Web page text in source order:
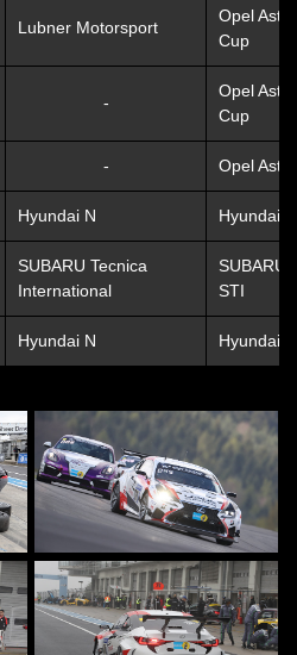
Lubner Motorsport
Opel
Cup
-
Opel
Cup
- Opel
Hyundai N Hyundai
SUBARU Tecnica
International
SUBARU
STI
Hyundai N Hyundai